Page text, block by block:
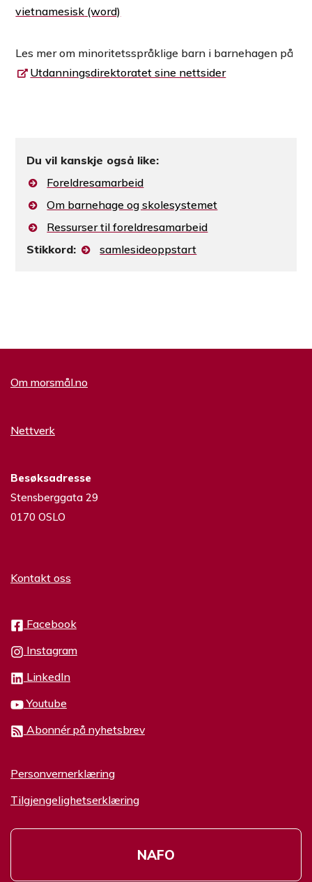
vietnamesisk
Les mer om minoritetsspråklige barn i barnehagen på
Utdanningsdirektoratet sine nettsider
Du vil kanskje også like:
Foreldresamarbeid
Om barnehage og skolesystemet
Ressurser til foreldresamarbeid
Stikkord:
samlesideoppstart
Om morsmål.no
Nettverk
Besøksadresse
Stensberggata 29
0170 OSLO
Kontakt oss
Facebook
Instagram
LinkedIn
Youtube
Abonnér på nyhetsbrev
Personvernerklæring
Tilgjengelighetserklæring
NAFO